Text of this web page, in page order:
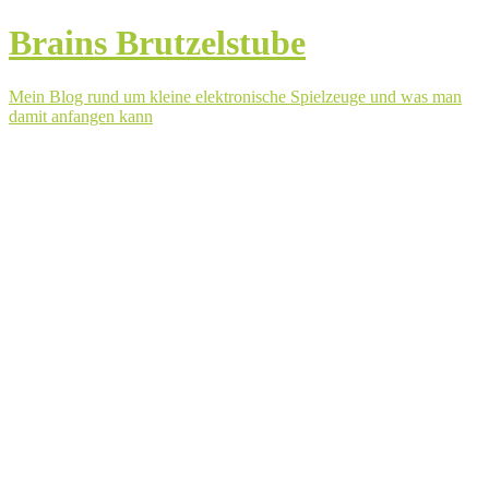
Brains Brutzelstube
Mein Blog rund um kleine elektronische Spielzeuge und was man
damit anfangen kann